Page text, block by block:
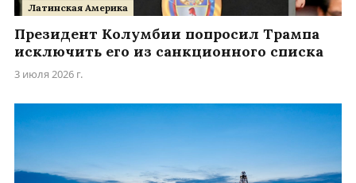
Латинская Америка
Президент Колумбии попросил Трампа
исключить его из санкционного списка
3 июля 2026 г.